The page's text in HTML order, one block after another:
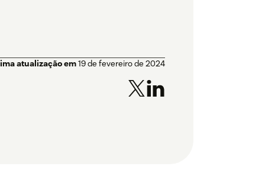
atualização em19 de fevereiro de 2024